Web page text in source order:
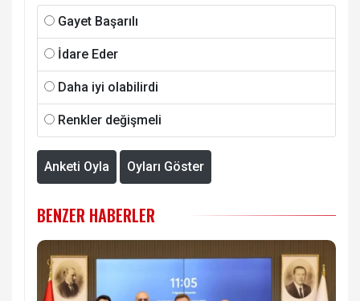
Gayet Başarılı
İdare Eder
Daha iyi olabilirdi
Renkler değişmeli
Anketi Oyla Oyları Göster
BENZER HABERLER